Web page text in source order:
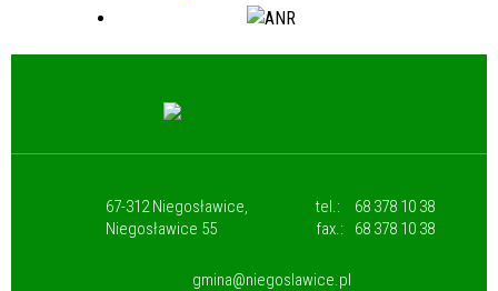
67-312 Niegosławice,
Niegosławice 55
tel.:
68 378 10 38
fax.:
68 378 10 38
gmina@niegoslawice.pl